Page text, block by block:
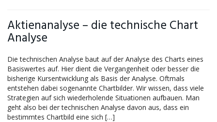
Aktienanalyse – die technische Chart
Analyse
Die technischen Analyse baut auf der Analyse des Charts eines
Basiswertes auf. Hier dient die Vergangenheit oder besser die
bisherige Kursentwicklung als Basis der Analyse. Oftmals
entstehen dabei sogenannte Chartbilder. Wir wissen, dass viele
Strategien auf sich wiederholende Situationen aufbauen. Man
geht also bei der technischen Analyse davon aus, dass ein
bestimmtes Chartbild eine sich […]